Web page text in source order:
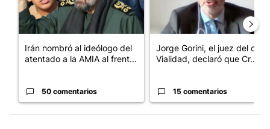
Irán nombró al ideólogo del
atentado a la AMIA al frent...
50 comentarios
Jorge Gorini, el juez del caso
Vialidad, declaró que Cr...
15 comentarios